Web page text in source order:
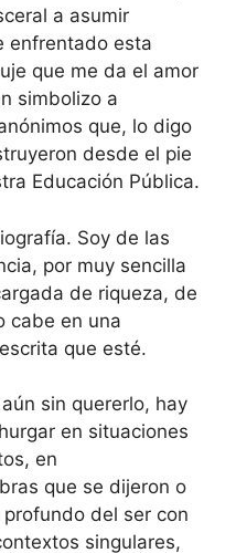
a asumir
enfrentado esta
que me da el amor
simbolizo a
que, lo digo
desde el pie
Educación Pública.
Soy de las
por muy sencilla
de riqueza, de
cabe en una
que esté.
sin quererlo, hay
en situaciones
en
que se dijeron o
del ser con
singulares,